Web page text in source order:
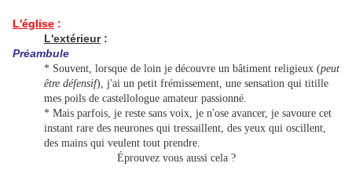
L'église :
L'extérieur:
Préambule
* Souvent, lorsque de loin je découvre un bâtiment religieux (peut
être défensif), j'ai un petit frémissement, une sensation qui titille
mes poils de castellologue amateur passionné.
* Mais parfois, je reste sans voix, je n'ose avancer, je savoure cet
instant rare des neurones qui tressaillent, des yeux qui oscillent,
des mains qui veulent tout prendre.
Éprouvez vous aussi cela ?